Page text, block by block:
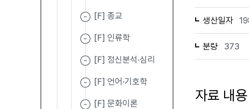
[F] 종교
[F] 인류학
[F] 정신분석·심리
[F] 언어·기호학
[F] 문화이론
생산일자
분량 373
자료 내용